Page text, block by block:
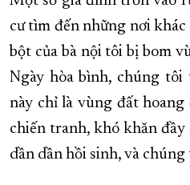
cư tìm đến những nơi khác
bột của bà nội tôi bị bom
Ngày hòa bình, chúng
này chỉ là vùng đất hoang
chiến tranh, khó khăn
dần dần hồi sinh, và chúng